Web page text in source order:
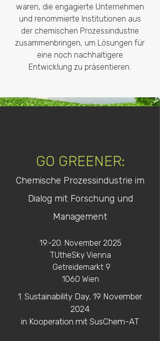
waren, die engagierte Unternehmen
und renommierte Institutionen aus
der chemischen Prozessindustrie
zusammenbringen, um Lösungen für
eine noch nachhaltigere
Entwicklung zu präsentieren.
GO GREENER:
Chemische Prozessindustrie im
Dialog mit Forschung und
Management
19.-20. November 2025
TUtheSky Vienna
Getreidemarkt 9
1060 Wien
1. Sustainability Day, ​19 November
2024
in Kooperation mit SusChem-AT